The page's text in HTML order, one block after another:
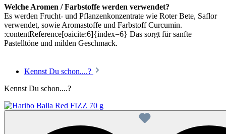
Welche Aromen / Farbstoffe werden verwendet?
Es werden Frucht‑ und Pflanzenkonzentrate wie Roter Bete, Saflor
verwendet, sowie Aromastoffe und Farbstoff Curcumin.
:contentReference[oaicite:6]{index=6} Das sorgt für sanfte
Pastelltöne und milden Geschmack.
Kennst Du schon....?
Kennst Du schon....?